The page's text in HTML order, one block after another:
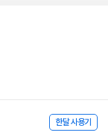
한달 사용기